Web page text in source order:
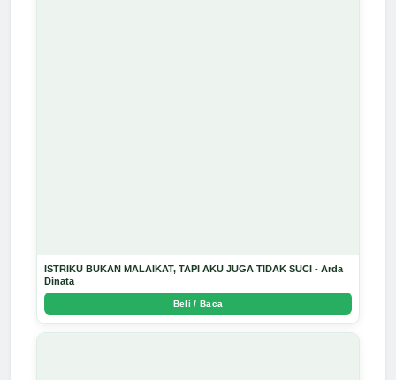
ISTRIKU BUKAN MALAIKAT, TAPI AKU JUGA TIDAK SUCI - Arda
Dinata
Beli / Baca